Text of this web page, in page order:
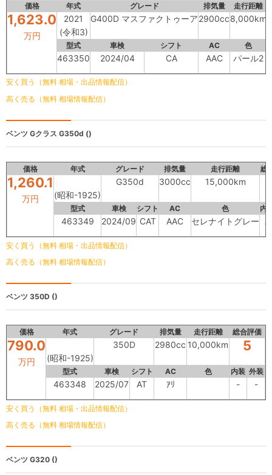
価格 年式 グレード 排気量 走行距離
1,623.0
万円
2021
(令和3)
G400D マスファクトゥーア2900cc8,000km
型式 車検 シフト AC 色
463350 2024/04 CA AAC パール2
安く買う（無料 相場・出品情報配信）
高く売る（無料 相場情報配信）
ベンツ Gクラス G350d ()
価格 年式 グレード 排気量 走行距離 総
1,260.1
万円 (昭和-1925)
G350d 3000cc 15,000km
型式 車検 シフト AC 色 内
463349 2024/09 CAT AAC セレナイトグレー
安く買う（無料 相場・出品情報配信）
高く売る（無料 相場情報配信）
ベンツ 350D ()
価格 年式 グレード 排気量 走行距離 総合評価
790.0
万円 (昭和-1925)
350D 2980cc 10,000km 5
型式 車検 シフト AC 色 内装 外装
463348 2025/07 AT ｱﾘ - -
安く買う（無料 相場・出品情報配信）
高く売る（無料 相場情報配信）
ベンツ G320 ()